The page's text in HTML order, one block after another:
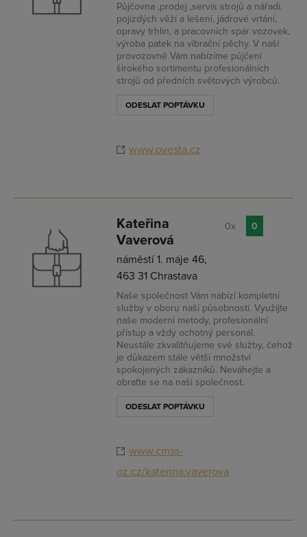
Půjčovna ,prodej ,servis strojů a nářadí,
pojizdých věží a lešení, jádrové vrtání,
opravy trhlin, a pracovních spár vozovek,
výroba patek na vibrační pěchy. V naší
provozovně Vám nabízíme půjčení
širokého sortimentu profesionálních
strojů od předních světových výrobců.
ODESLAT POPTÁVKU
www.ovesta.cz
Kateřina
Vaverová
náměstí 1. máje 46,
463 31 Chrastava
Naše společnost Vám nabízí kompletní
služby v oboru naší působnosti. Využijte
naše moderní metody, profesionální
přístup a vždy ochotný personál.
Neustále zkvalitňujeme své služby, čehož
je důkazem stále větší množství
spokojených zákazníků. Neváhejte a
obraťte se na naši společnost.
ODESLAT POPTÁVKU
www.cmss-
oz.cz/katerina.vaverova
0x 0